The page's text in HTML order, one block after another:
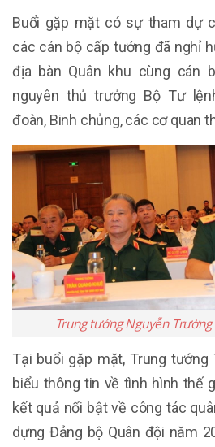
Buổi gặp mặt có sự tham dự
các cán bộ cấp tướng đã nghỉ
địa bàn Quân khu cùng cán
nguyên thủ trưởng Bộ Tư
đoàn, Binh chủng, các cơ quan
Trung tướng Nguyễn
Tại buổi gặp mặt, Trung tướng
biểu thông tin về tình hình thế
kết quả nổi bật về công tác
dựng Đảng bộ Quân đội năm